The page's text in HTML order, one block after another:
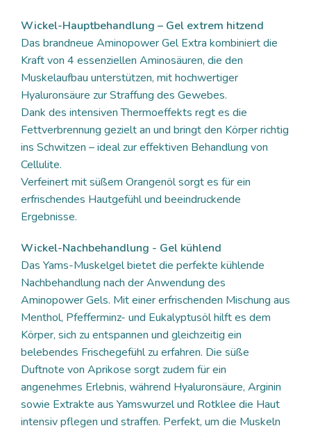
Wickel-Hauptbehandlung – Gel extrem hitzend
Das brandneue Aminopower Gel Extra kombiniert die
Kraft von 4 essenziellen Aminosäuren, die den
Muskelaufbau unterstützen, mit hochwertiger
Hyaluronsäure zur Straffung des Gewebes.
Dank des intensiven Thermoeffekts regt es die
Fettverbrennung gezielt an und bringt den Körper richtig
ins Schwitzen – ideal zur effektiven Behandlung von
Cellulite.
Verfeinert mit süßem Orangenöl sorgt es für ein
erfrischendes Hautgefühl und beeindruckende
Ergebnisse.
Wickel-Nachbehandlung - Gel kühlend
Das Yams-Muskelgel bietet die perfekte kühlende
Nachbehandlung nach der Anwendung des
Aminopower Gels. Mit einer erfrischenden Mischung aus
Menthol, Pfefferminz- und Eukalyptusöl hilft es dem
Körper, sich zu entspannen und gleichzeitig ein
belebendes Frischegefühl zu erfahren. Die süße
Duftnote von Aprikose sorgt zudem für ein
angenehmes Erlebnis, während Hyaluronsäure, Arginin
sowie Extrakte aus Yamswurzel und Rotklee die Haut
intensiv pflegen und straffen. Perfekt, um die Muskeln